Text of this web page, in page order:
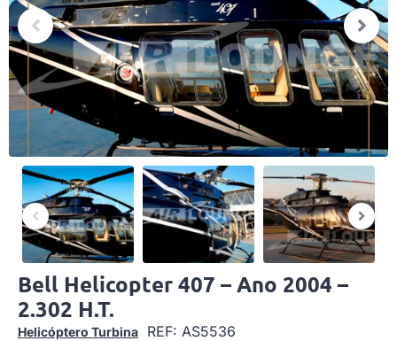
Bell Helicopter 407 – Ano 2004 –
2.302 H.T.
Helicóptero Turbina REF: AS5536